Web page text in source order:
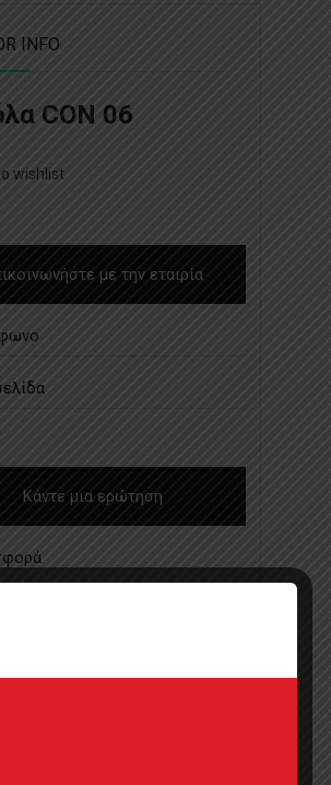
INFO
CON 06
wishlist
με την εταιρία
Κάντε μια ερώτηση